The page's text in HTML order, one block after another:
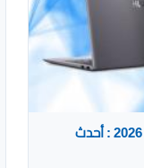
أفضل أجهزة اللاب توب من هواوي لعام 2026 : أحدث